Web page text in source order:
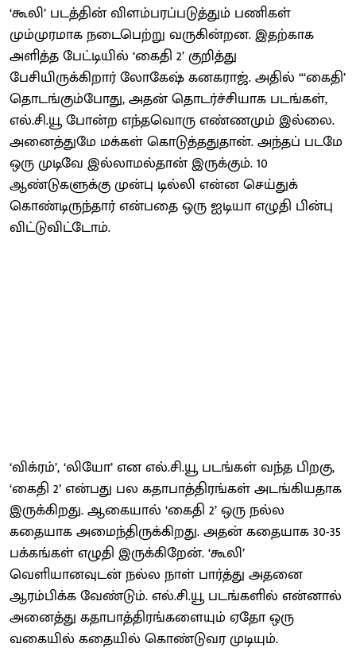
‘கூலி’ படத்தின் விளம்பரப்படுத்தும் பணிகள்
மும்முரமாக நடைபெற்று வருகின்றன. இதற்காக
அளித்த பேட்டியில் ‘கைதி 2’ குறித்து
பேசியிருக்கிறார் லோகேஷ் கனகராஜ். அதில் “‘கைதி’
தொடங்கும்போது, அதன் தொடர்ச்சியாக படங்கள்,
எல்.சி.யூ போன்ற எந்தவொரு எண்ணமும் இல்லை.
அனைத்துமே மக்கள் கொடுத்ததுதான். அந்தப் படமே
ஒரு முடிவே இல்லாமல்தான் இருக்கும். 10
ஆண்டுகளுக்கு முன்பு டில்லி என்ன செய்துக்
கொண்டிருந்தார் என்பதை ஒரு ஐடியா எழுதி பின்பு
விட்டுவிட்டோம்.
‘விக்ரம்’, ‘லியோ’ என எல்.சி.யூ படங்கள் வந்த பிறகு,
‘கைதி 2’ என்பது பல கதாபாத்திரங்கள் அடங்கியதாக
இருக்கிறது. ஆகையால் ‘கைதி 2’ ஒரு நல்ல
கதையாக அமைந்திருக்கிறது. அதன் கதையாக 30-35
பக்கங்கள் எழுதி இருக்கிறேன். ‘கூலி’
வெளியானவுடன் நல்ல நாள் பார்த்து அதனை
ஆரம்பிக்க வேண்டும். எல்.சி.யூ படங்களில் என்னால்
அனைத்து கதாபாத்திரங்களையும் ஏதோ ஒரு
வகையில் கதையில் கொண்டுவர முடியும்.